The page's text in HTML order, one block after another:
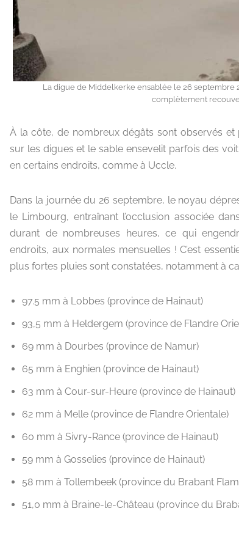
La digue de Middelkerke ensablée le 26 septembre
complètement
À la côte, de nombreux dégâts sont observés et
sur les digues et le sable ensevelit parfois des
en certains endroits, comme à Uccle.
Dans la journée du 26 septembre, le noyau
le Limbourg, entraînant l’occlusion associée
durant de nombreuses heures, ce qui
endroits, aux normales mensuelles ! C’est
plus fortes pluies sont constatées, notamment à
97.5 mm à Lobbes (province de Hainaut)
93,5 mm à Heldergem (province de Flandre
69 mm à Dourbes (province de Namur)
65 mm à Enghien (province de Hainaut)
63 mm à Cour-sur-Heure (province de Hainaut)
62 mm à Melle (province de Flandre Orientale)
60 mm à Sivry-Rance (province de Hainaut)
59 mm à Gosselies (province de Hainaut)
58 mm à Tollembeek (province du Brabant
51,0 mm à Braine-le-Château (province du